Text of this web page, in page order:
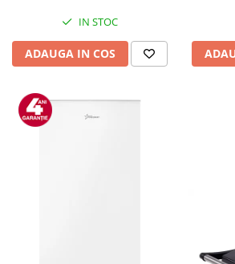
IN STOC
ADAUGA IN COS